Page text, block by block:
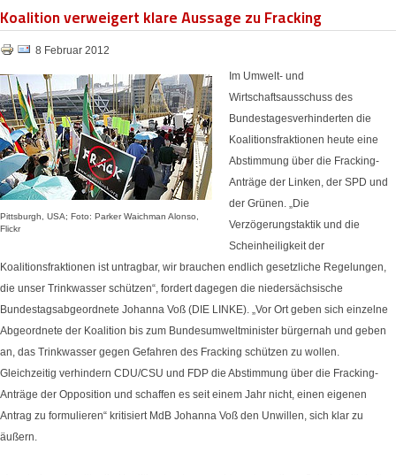
Koalition verweigert klare Aussage zu Fracking
8 Februar 2012
Pittsburgh, USA; Foto: Parker Waichman Alonso,
Flickr
Im Umwelt- und
Wirtschaftsausschuss des
Bundestagesverhinderten die
Koalitionsfraktionen heute eine
Abstimmung über die Fracking-
Anträge der Linken, der SPD und
der Grünen. „Die
Verzögerungstaktik und die
Scheinheiligkeit der
Koalitionsfraktionen ist untragbar, wir brauchen endlich gesetzliche Regelungen,
die unser Trinkwasser schützen“, fordert dagegen die niedersächsische
Bundestagsabgeordnete Johanna Voß (DIE LINKE). „Vor Ort geben sich einzelne
Abgeordnete der Koalition bis zum Bundesumweltminister bürgernah und geben
an, das Trinkwasser gegen Gefahren des Fracking schützen zu wollen.
Gleichzeitig verhindern CDU/CSU und FDP die Abstimmung über die Fracking-
Anträge der Opposition und schaffen es seit einem Jahr nicht, einen eigenen
Antrag zu formulieren“ kritisiert MdB Johanna Voß den Unwillen, sich klar zu
äußern.